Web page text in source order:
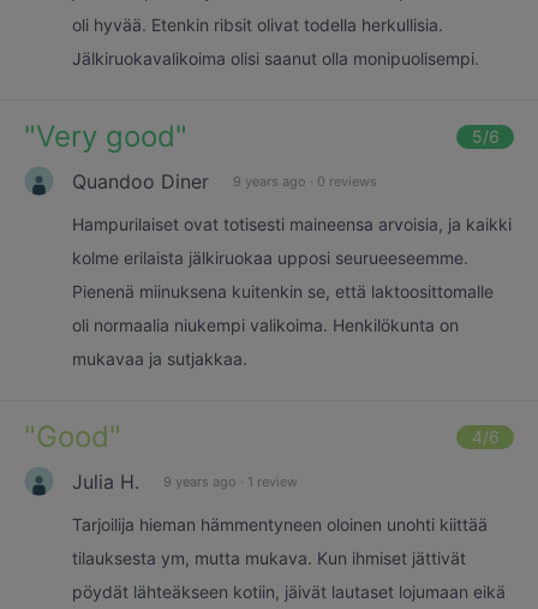
oli hyvää. Etenkin ribsit olivat todella herkullisia.
Jälkiruokavalikoima olisi saanut olla monipuolisempi.
"Very good" 5/6
Quandoo Diner 9 years ago · 0 reviews
Hampurilaiset ovat totisesti maineensa arvoisia, ja kaikki
kolme erilaista jälkiruokaa upposi seurueeseemme.
Pienenä miinuksena kuitenkin se, että laktoosittomalle
oli normaalia niukempi valikoima. Henkilökunta on
mukavaa ja sutjakkaa.
"Good" 4/6
Julia H. 9 years ago · 1 review
Tarjoilija hieman hämmentyneen oloinen unohti kiittää
tilauksesta ym, mutta mukava. Kun ihmiset jättivät
pöydät lähteäkseen kotiin, jäivät lautaset lojumaan eikä